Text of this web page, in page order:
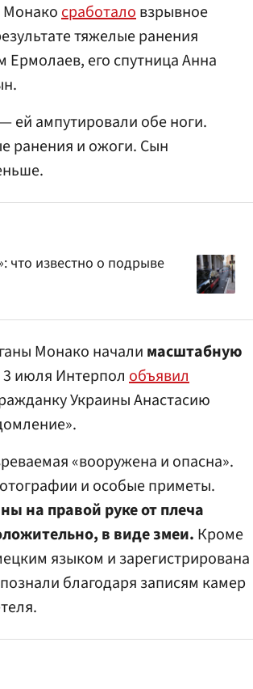
Монакосработаловзрывное
тяжелые ранения
его спутница Анна
ей ампутировали обе ноги.
ранения и ожоги. Сын
что известно о подрыве
Монако начали масштабную
3 июля Интерпол объявил
Украины Анастасию
«вооружена и опасна».
и особые приметы.
на правой руке от плеча
в виде змеи. Кроме
языком и зарегистрирована
благодаря записям камер